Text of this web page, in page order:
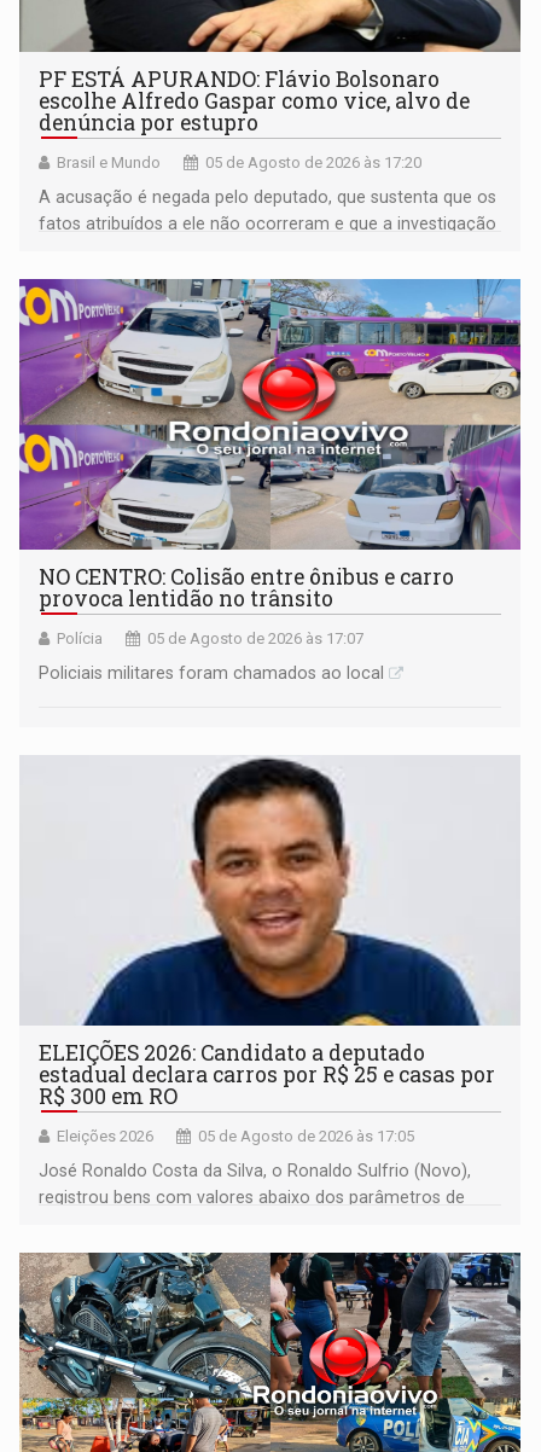
PF ESTÁ APURANDO: Flávio Bolsonaro
escolhe Alfredo Gaspar como vice, alvo de
denúncia por estupro
Brasil e Mundo 05 de Agosto de 2026 às 17:20
A acusação é negada pelo deputado, que sustenta que os
fatos atribuídos a ele não ocorreram e que a investigação
NO CENTRO: Colisão entre ônibus e carro
provoca lentidão no trânsito
Polícia 05 de Agosto de 2026 às 17:07
Policiais militares foram chamados ao local
ELEIÇÕES 2026: Candidato a deputado
estadual declara carros por R$ 25 e casas por
R$ 300 em RO
Eleições 2026 05 de Agosto de 2026 às 17:05
José Ronaldo Costa da Silva, o Ronaldo Sulfrio (Novo),
registrou bens com valores abaixo dos parâmetros de
milhões